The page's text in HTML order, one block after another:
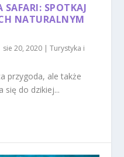
SAFARI: SPOTKAJ
NATURALNYM
sie 20, 2020 |Turystyka i
przygoda, ale także
się do dzikiej...